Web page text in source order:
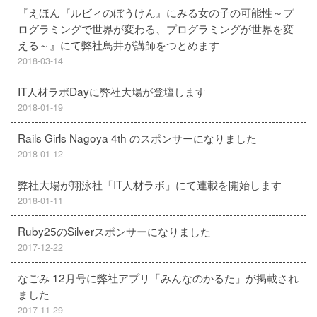
『えほん『ルビィのぼうけん』にみる女の子の可能性～プ
ログラミングで世界が変わる、プログラミングが世界を変
える～』にて弊社鳥井が講師をつとめます
2018-03-14
IT人材ラボDayに弊社大場が登壇します
2018-01-19
Rails Girls Nagoya 4th のスポンサーになりました
2018-01-12
弊社大場が翔泳社「IT人材ラボ」にて連載を開始します
2018-01-11
Ruby25のSilverスポンサーになりました
2017-12-22
なごみ 12月号に弊社アプリ「みんなのかるた」が掲載され
ました
2017-11-29